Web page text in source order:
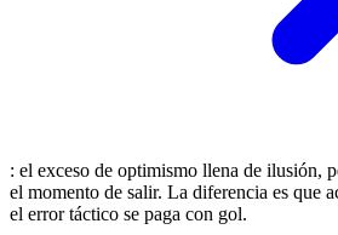
: el exceso de optimismo llena de ilusión,
el momento de salir. La diferencia es que
el error táctico se paga con gol.